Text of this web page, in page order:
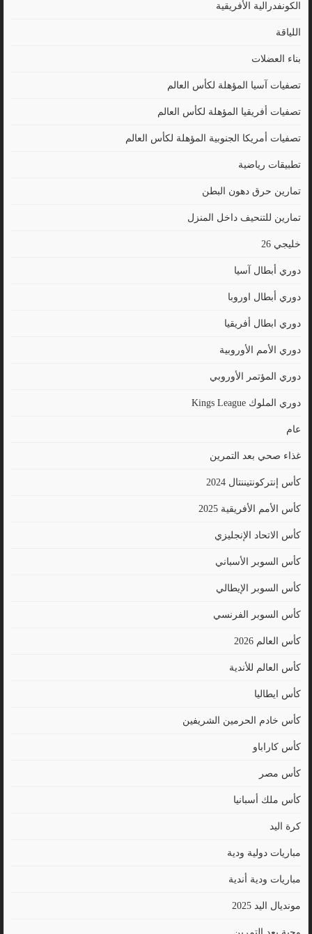
الكونفدرالية الأفريقية
اللياقة
بناء العضلات
تصفيات آسيا المؤهلة لكأس العالم
تصفيات أفريقيا المؤهلة لكأس العالم
تصفيات أمريكا الجنوبية المؤهلة لكأس العالم
تطبيقات رياضية
تمارين حرق دهون البطن
تمارين للتنحيف داخل المنزل
خليجي 26
دوري أبطال آسيا
دوري أبطال اوروبا
دوري ابطال أفريقيا
دوري الأمم الأوروبية
دوري المؤتمر الأوروبي
دوري الملوك Kings League
عام
غذاء صحي بعد التمرين
كأس إنتركونتيننتال 2024
كأس الأمم الأفريقية 2025
كأس الاتحاد الإنجليزي
كأس السوبر الأسباني
كأس السوبر الإيطالي
كأس السوبر الفرنسي
كأس العالم 2026
كأس العالم للأندية
كأس ايطاليا
كأس خادم الحرمين الشريفين
كأس كاراباو
كأس مصر
كأس ملك أسبانيا
كرة اليد
مباريات دولية ودية
مباريات ودية أندية
مونديال اليد 2025